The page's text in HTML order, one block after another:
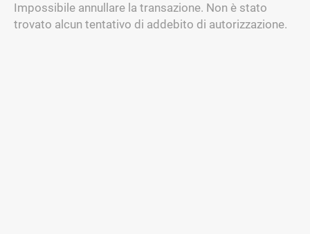
Impossibile annullare la transazione. Non è stato
trovato alcun tentativo di addebito di autorizzazione.